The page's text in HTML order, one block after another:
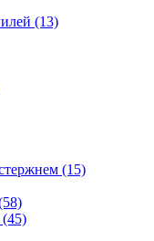
(13)
(15)
(45)